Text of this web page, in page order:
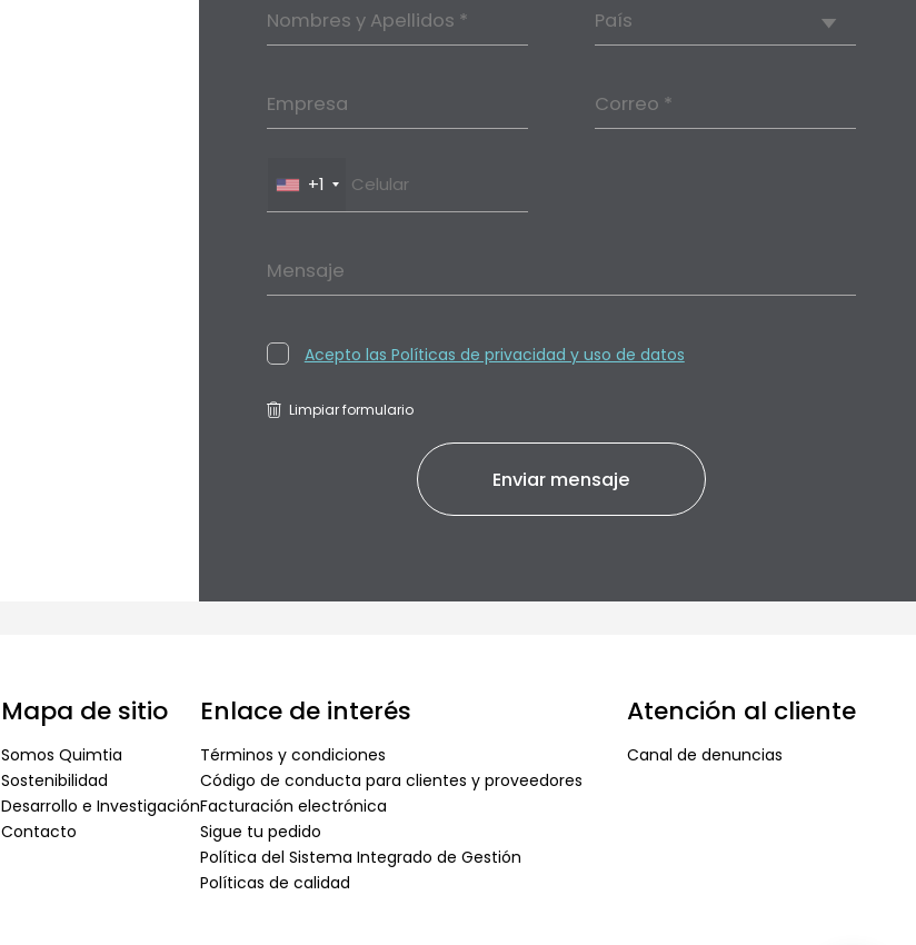
Nombres y Apellidos * País
Empresa Correo *
+1
Mensaje
Acepto las Políticas de privacidad y uso de datos
Limpiar formulario
Mapa de sitio
Somos Quimtia
Sostenibilidad
Desarrollo e Investigación
Contacto
Enlace de interés
Términos y condiciones
Código de conducta para clientes y proveedores
Facturación electrónica
Sigue tu pedido
Política del Sistema Integrado de Gestión
Políticas de calidad
Atención al cliente
Canal de denuncias